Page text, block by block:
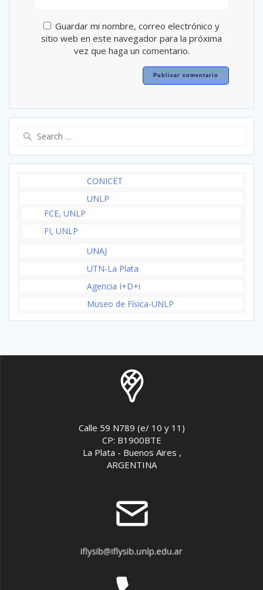
Guardar mi nombre, correo electrónico y
sitio web en este navegador para la próxima
vez que haga un comentario.
CONICET
UNLP
FCE, UNLP
FI, UNLP
UNAJ
UTN-La Plata
Agencia I+D+i
Museo de Física-UNLP
Calle 59 N789 (e/ 10 y 11)
CP: B1900BTE
La Plata - Buenos Aires ,
ARGENTINA